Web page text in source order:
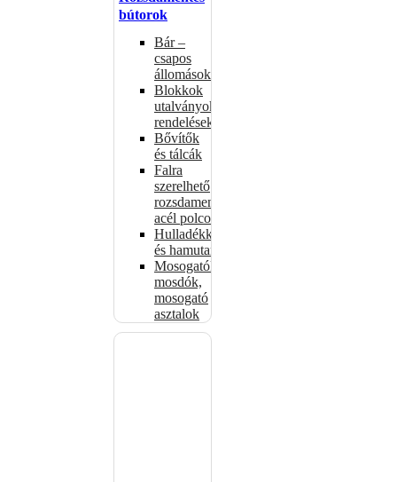
bútorok
Bár –
csapos
állomások
Blokkok
utalványokhoz,
rendelésekhez
Bővítők
és tálcák
Falra
szerelhető
rozsdamentes
acél polcok
Hulladékkosarak
és hamutartók
Mosogatók,
mosdók,
mosogató
asztalok